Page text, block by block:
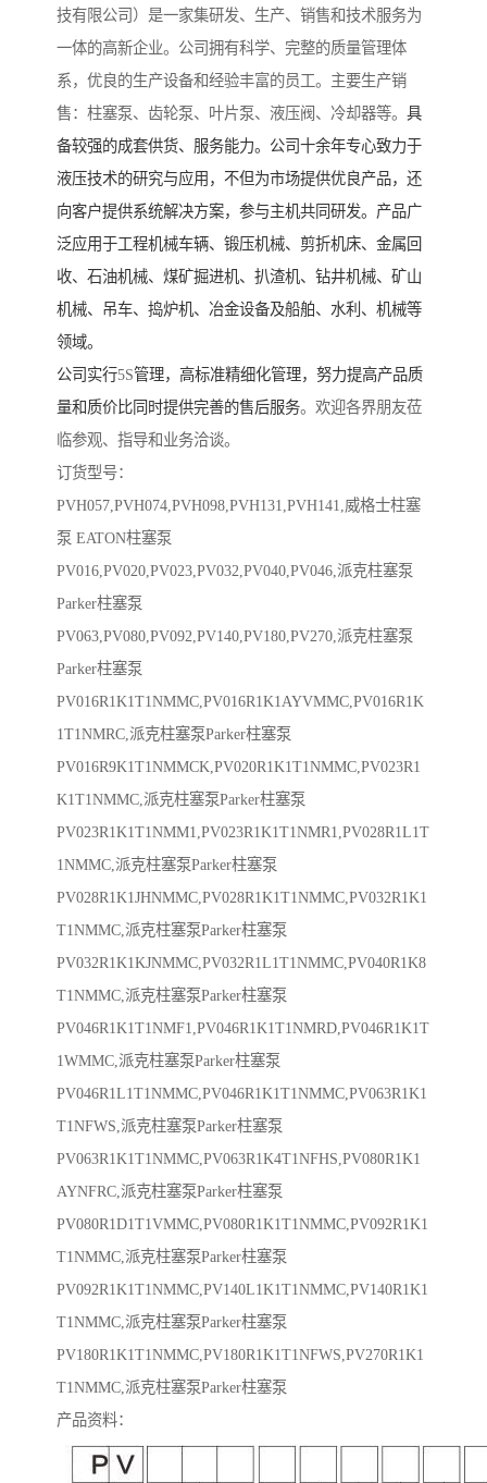
技有限公司）是一家集研发、生产、销售和技术服务为
一体的高新企业。公司拥有科学、完整的质量管理体
系，优良的生产设备和经验丰富的员工。主要生产销
售：柱塞泵、齿轮泵、叶片泵、液压阀、冷却器等。 具
备较强的成套供货、服务能力。公司十余年专心致力于
液压技术的研究与应用，不但为市场提供优良产品，还
向客户提供系统解决方案，参与主机共同研发。产品广
泛应用于工程机械车辆、锻压机械、剪折机床、金属回
收、石油机械、煤矿掘进机、扒渣机、钻井机械、矿山
机械、吊车、捣炉机、冶金设备及船舶、水利、机械等
领域。
公司实行5S管理，高标准精细化管理，努力提高产品质
量和质价比同时提供完善的售后服务。欢迎各界朋友莅
临参观、指导和业务洽谈。
订货型号：
PVH057,PVH074,PVH098,PVH131,PVH141,威格士柱塞
泵 EATON柱塞泵
PV016,PV020,PV023,PV032,PV040,PV046,派克柱塞泵
Parker柱塞泵
PV063,PV080,PV092,PV140,PV180,PV270,派克柱塞泵
Parker柱塞泵
PV016R1K1T1NMMC,PV016R1K1AYVMMC,PV016R1K
1T1NMRC,派克柱塞泵Parker柱塞泵
PV016R9K1T1NMMCK,PV020R1K1T1NMMC,PV023R1
K1T1NMMC,派克柱塞泵Parker柱塞泵
PV023R1K1T1NMM1,PV023R1K1T1NMR1,PV028R1L1T
1NMMC,派克柱塞泵Parker柱塞泵
PV028R1K1JHNMMC,PV028R1K1T1NMMC,PV032R1K1
T1NMMC,派克柱塞泵Parker柱塞泵
PV032R1K1KJNMMC,PV032R1L1T1NMMC,PV040R1K8
T1NMMC,派克柱塞泵Parker柱塞泵
PV046R1K1T1NMF1,PV046R1K1T1NMRD,PV046R1K1T
1WMMC,派克柱塞泵Parker柱塞泵
PV046R1L1T1NMMC,PV046R1K1T1NMMC,PV063R1K1
T1NFWS,派克柱塞泵Parker柱塞泵
PV063R1K1T1NMMC,PV063R1K4T1NFHS,PV080R1K1
AYNFRC,派克柱塞泵Parker柱塞泵
PV080R1D1T1VMMC,PV080R1K1T1NMMC,PV092R1K1
T1NMMC,派克柱塞泵Parker柱塞泵
PV092R1K1T1NMMC,PV140L1K1T1NMMC,PV140R1K1
T1NMMC,派克柱塞泵Parker柱塞泵
PV180R1K1T1NMMC,PV180R1K1T1NFWS,PV270R1K1
T1NMMC,派克柱塞泵Parker柱塞泵
产品资料：